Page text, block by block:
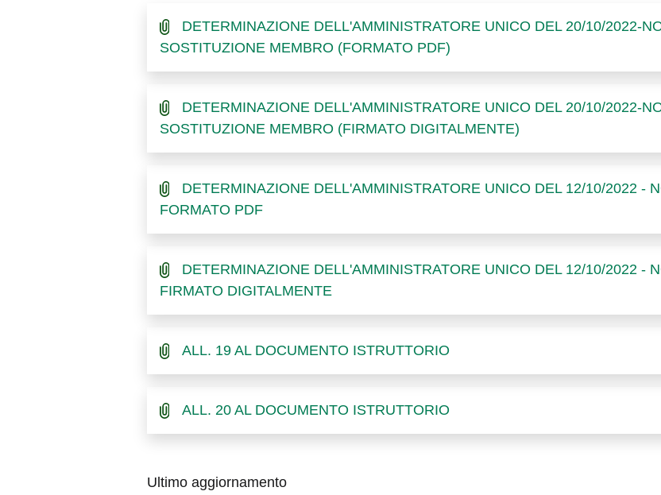
DETERMINAZIONE DELL'AMMINISTRATORE UNICO DEL 20/10/2022-
SOSTITUZIONE MEMBRO (FORMATO PDF)
DETERMINAZIONE DELL'AMMINISTRATORE UNICO DEL 20/10/2022-
SOSTITUZIONE MEMBRO (FIRMATO DIGITALMENTE)
DETERMINAZIONE DELL'AMMINISTRATORE UNICO DEL 12/10/2022 -
FORMATO PDF
DETERMINAZIONE DELL'AMMINISTRATORE UNICO DEL 12/10/2022 -
FIRMATO DIGITALMENTE
ALL. 19 AL DOCUMENTO ISTRUTTORIO
ALL. 20 AL DOCUMENTO ISTRUTTORIO
Ultimo aggiornamento